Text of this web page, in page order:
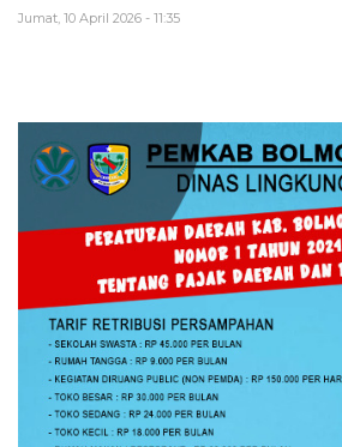
Jumat, 10 April 2026 - 11:35